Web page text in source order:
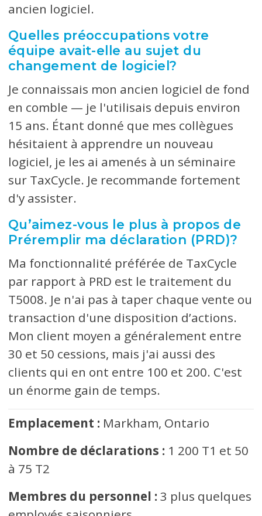
ancien logiciel.
Quelles préoccupations votre
équipe avait-elle au sujet du
changement de logiciel?
Je connaissais mon ancien logiciel de fond
en comble — je l'utilisais depuis environ
15 ans. Étant donné que mes collègues
hésitaient à apprendre un nouveau
logiciel, je les ai amenés à un séminaire
sur TaxCycle. Je recommande fortement
d'y assister.
Qu’aimez-vous le plus à propos de
Préremplir ma déclaration (PRD)?
Ma fonctionnalité préférée de TaxCycle
par rapport à PRD est le traitement du
T5008. Je n'ai pas à taper chaque vente ou
transaction d'une disposition d’actions.
Mon client moyen a généralement entre
30 et 50 cessions, mais j'ai aussi des
clients qui en ont entre 100 et 200. C'est
un énorme gain de temps.
Emplacement : Markham, Ontario
Nombre de déclarations : 1 200 T1 et 50
à 75 T2
Membres du personnel : 3 plus quelques